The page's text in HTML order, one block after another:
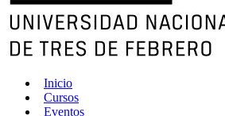
Inicio
Cursos
Eventos